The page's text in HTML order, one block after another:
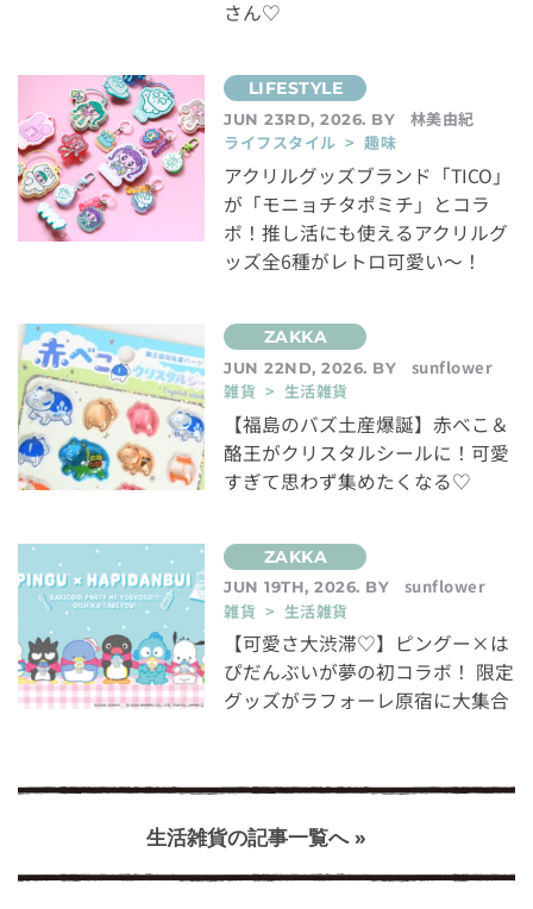
さん♡
JUN 23RD, 2026. BY
林美由紀
ライフスタイル > 趣味
アクリルグッズブランド「TICO」
が「モニョチタポミチ」とコラ
ボ！推し活にも使えるアクリルグ
ッズ全6種がレトロ可愛い～！
JUN 22ND, 2026. BY
sunflower
雑貨 > 生活雑貨
【福島のバズ土産爆誕】赤べこ＆
酪王がクリスタルシールに！可愛
すぎて思わず集めたくなる♡
JUN 19TH, 2026. BY
sunflower
雑貨 > 生活雑貨
【可愛さ大渋滞♡】ピングー×は
ぴだんぶいが夢の初コラボ！ 限定
グッズがラフォーレ原宿に大集合
生活雑貨の記事一覧へ »